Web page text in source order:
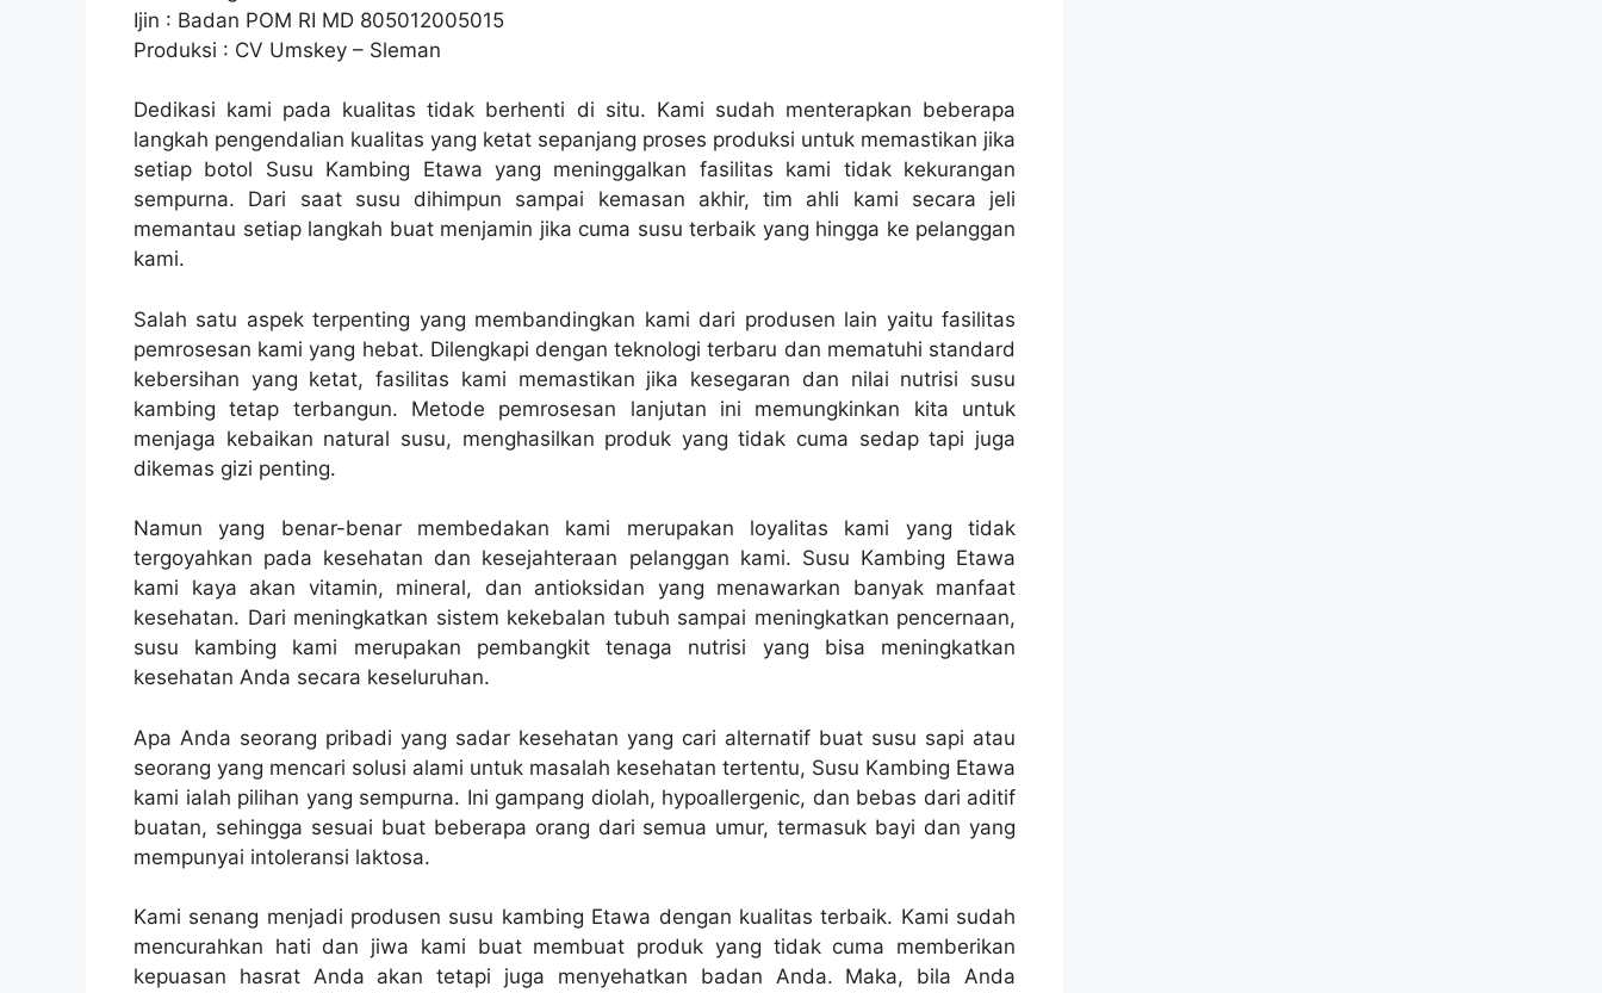
Ijin : Badan POM RI MD 805012005015
Produksi : CV Umskey – Sleman
Dedikasi kami pada kualitas tidak berhenti di situ. Kami sudah menterapkan beberapa
langkah pengendalian kualitas yang ketat sepanjang proses produksi untuk memastikan jika
setiap botol Susu Kambing Etawa yang meninggalkan fasilitas kami tidak kekurangan
sempurna. Dari saat susu dihimpun sampai kemasan akhir, tim ahli kami secara jeli
memantau setiap langkah buat menjamin jika cuma susu terbaik yang hingga ke pelanggan
kami.
Salah satu aspek terpenting yang membandingkan kami dari produsen lain yaitu fasilitas
pemrosesan kami yang hebat. Dilengkapi dengan teknologi terbaru dan mematuhi standard
kebersihan yang ketat, fasilitas kami memastikan jika kesegaran dan nilai nutrisi susu
kambing tetap terbangun. Metode pemrosesan lanjutan ini memungkinkan kita untuk
menjaga kebaikan natural susu, menghasilkan produk yang tidak cuma sedap tapi juga
dikemas gizi penting.
Namun yang benar-benar membedakan kami merupakan loyalitas kami yang tidak
tergoyahkan pada kesehatan dan kesejahteraan pelanggan kami. Susu Kambing Etawa
kami kaya akan vitamin, mineral, dan antioksidan yang menawarkan banyak manfaat
kesehatan. Dari meningkatkan sistem kekebalan tubuh sampai meningkatkan pencernaan,
susu kambing kami merupakan pembangkit tenaga nutrisi yang bisa meningkatkan
kesehatan Anda secara keseluruhan.
Apa Anda seorang pribadi yang sadar kesehatan yang cari alternatif buat susu sapi atau
seorang yang mencari solusi alami untuk masalah kesehatan tertentu, Susu Kambing Etawa
kami ialah pilihan yang sempurna. Ini gampang diolah, hypoallergenic, dan bebas dari aditif
buatan, sehingga sesuai buat beberapa orang dari semua umur, termasuk bayi dan yang
mempunyai intoleransi laktosa.
Kami senang menjadi produsen susu kambing Etawa dengan kualitas terbaik. Kami sudah
mencurahkan hati dan jiwa kami buat membuat produk yang tidak cuma memberikan
kepuasan hasrat Anda akan tetapi juga menyehatkan badan Anda. Maka, bila Anda